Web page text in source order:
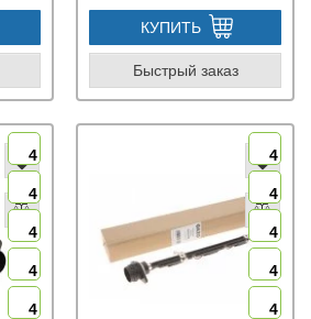
КУПИТЬ
Быстрый заказ
4
4
4
4
4
4
4
4
4
4